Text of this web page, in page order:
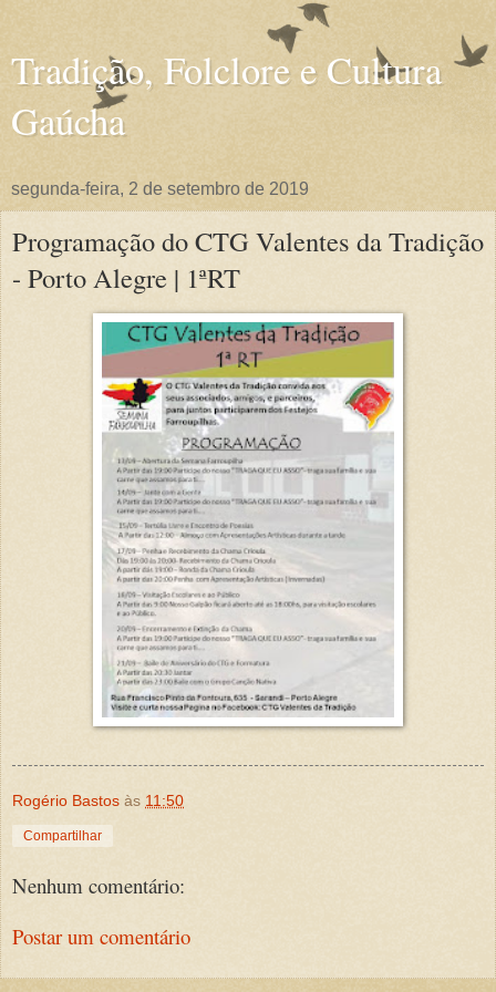
Tradição, Folclore e Cultura
Gaúcha
segunda-feira, 2 de setembro de 2019
Programação do CTG Valentes da Tradição
- Porto Alegre | 1ªRT
Rogério Bastos às 11:50
Compartilhar
Nenhum comentário:
Postar um comentário